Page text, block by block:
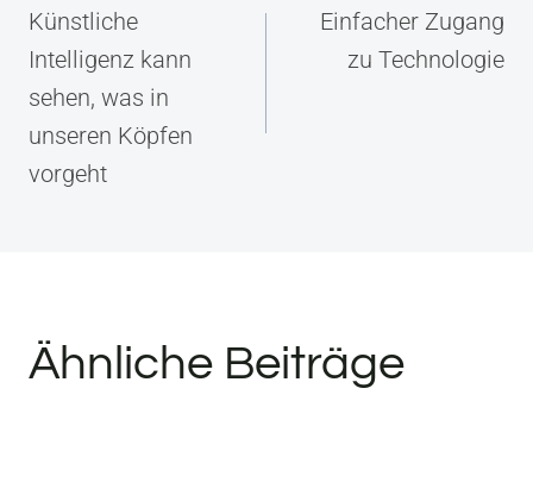
Künstliche
Intelligenz kann
sehen, was in
unseren Köpfen
vorgeht
Einfacher Zugang
zu Technologie
Ähnliche Beiträge